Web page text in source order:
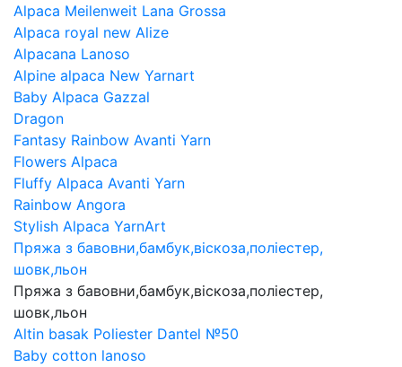
Alpaca Meilenweit Lana Grossa
Alpaca royal new Alize
Alpacana Lanoso
Alpine alpaca New Yarnart
Baby Alpaca Gazzal
Dragon
Fantasy Rainbow Avanti Yarn
Flowers Alpaca
Fluffy Alpaca Avanti Yarn
Rainbow Angora
Stylish Alpaca YarnArt
Пряжа з бавовни,бамбук,віскоза,поліестер,
шовк,льон
Пряжа з бавовни,бамбук,віскоза,поліестер,
шовк,льон
Altin basak Poliester Dantel №50
Baby cotton lanoso